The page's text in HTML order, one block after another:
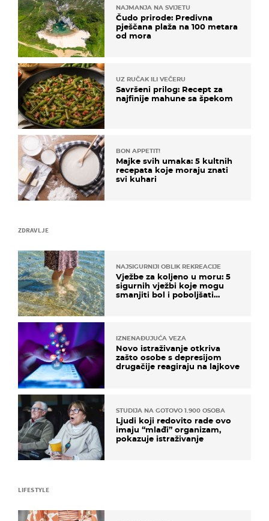
ZDRAVLJE
NAJSIGURNIJI OBLIK REKREACIJE
Vježbe za koljeno u moru: 5
sigurnih vježbi koje mogu
smanjiti bol i poboljšati
IZNENAĐUJUĆA VEZA
Novo istraživanje otkriva
zašto osobe s depresijom
drugačije reagiraju na lajkove
STUDIJA NA GOTOVO 1.900 OSOBA
Ljudi koji redovito rade ovo
imaju “mlađi” organizam,
pokazuje istraživanje
NAJMANJA NA SVIJETU
Čudo prirode: Predivna
pješčana plaža na 100 metara
od mora
UZ RUČAK ILI VEČERU
Savršeni prilog: Recept za
najfinije mahune sa špekom
BON APPETIT!
Majke svih umaka: 5 kultnih
recepata koje moraju znati
svi kuhari
LIFESTYLE